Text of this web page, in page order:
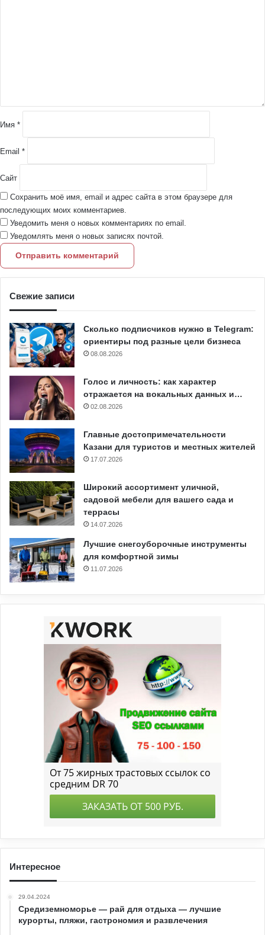
и
йИмя *
Email *
Сайт
Сохранить моё имя, email и адрес сайта в этом браузере для
последующих моих комментариев.
Уведомить меня о новых комментариях по email.
Уведомлять меня о новых записях почтой.
Свежие записи
Сколько подписчиков нужно в Telegram:
ориентиры под разные цели бизнеса
08.08.2026
Голос и личность: как характер
отражается на вокальных данных и…
02.08.2026
Главные достопримечательности
Казани для туристов и местных жителей
17.07.2026
Широкий ассортимент уличной,
садовой мебели для вашего сада и
террасы
14.07.2026
Лучшие снегоуборочные инструменты
для комфортной зимы
11.07.2026
Интересное
29.04.2024
Средиземноморье — рай для отдыха — лучшие
курорты, пляжи, гастрономия и развлечения